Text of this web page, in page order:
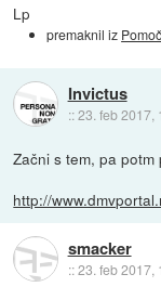
Lp
premaknil iz
Invictus
::23. feb 2017,
Začni s tem, pa
http://
smacker
::23. feb 2017,